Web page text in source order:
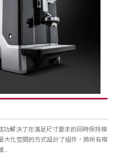
功解決了在滿足尺寸要求的同時保持模
大化空間的方式設計了組件，將所有模
...